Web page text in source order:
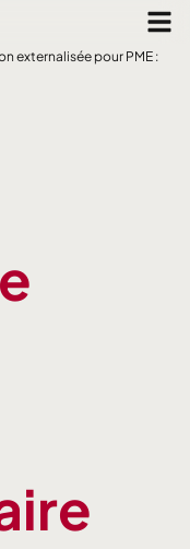
externalisée pour PME :